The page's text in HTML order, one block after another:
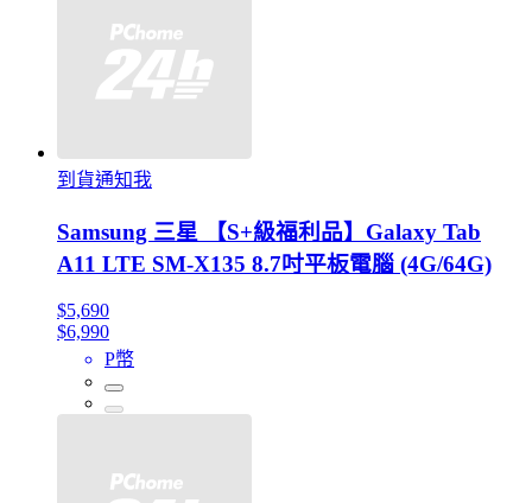
到貨通知我
Samsung 三星 【S+級福利品】Galaxy Tab
A11 LTE SM-X135 8.7吋平板電腦 (4G/64G)
$5,690
$6,990
P幣